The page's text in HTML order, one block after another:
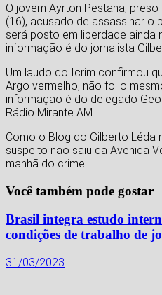
O jovem Ayrton Pestana,
(16), acusado de assassinar o
será posto em liberdade ainda
informação é do jornalista
Um laudo do Icrim confirmou
Argo vermelho, não foi o
informação é do delegado
Rádio Mirante AM.
Como o Blog do Gilberto
suspeito não saiu da Avenida
manhã do crime.
Você também pode gostar
Brasil integra estudo
condições de trabalho de
31/03/2023